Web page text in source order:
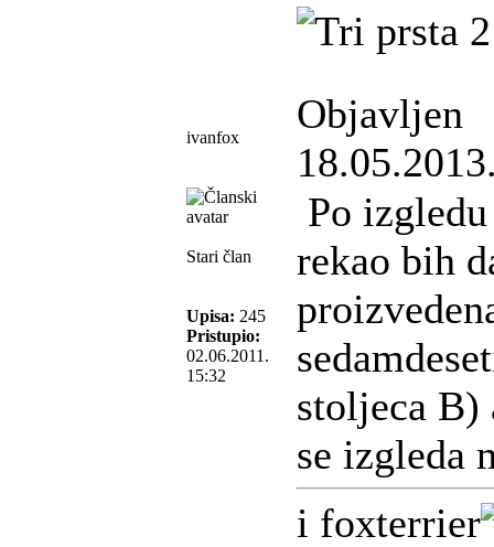
ivanfox
Objavljen
Stari član
Upisa: 245
Pristupio:
02.06.2011.
15:32
Po
rekao bih
stoljeca
se izgleda
i foxterrier